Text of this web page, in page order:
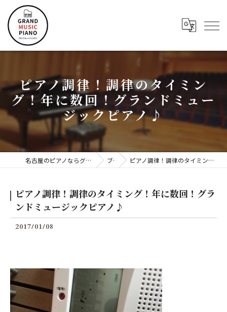
ピアノ調律！調律のタイミン
グ！年に数回！グランドミュー
ジックピアノ♪
名古屋のピアノならグランドミュージックピアノ株式会社 ブログ ピアノ調律！調律のタイミング！年に数回！グランドミュージックピアノ♪
ピアノ調律！調律のタイミング！年に数回！グラ
ンドミュージックピアノ♪
2017/01/08